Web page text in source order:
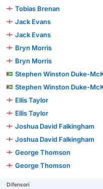
Tobias Brenan
Jack Evans
Jack Evans
Bryn Morris
Bryn Morris
Stephen Winston Duke-
Stephen Winston Duke-
Ellis Taylor
Ellis Taylor
Joshua David Falkingham
Joshua David Falkingham
George Thomson
George Thomson
Difensori